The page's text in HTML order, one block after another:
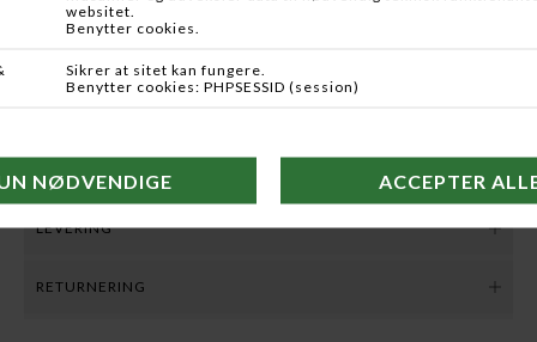
stangen utroligt nemt og hurtig. Hjulholderen er behandlet
vanvittigt flot finish til resten af stangen. Scott Centric er
selvfølgelig produceret fra start til slut på værkstedet i USA.
uden tvivl en af de stænger du bare er NØDT til at have i
hænderne!
LEVERING
Danmark, Sverige og Tyskland.
RETURNERING